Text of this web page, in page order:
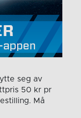
seg av
50 kr pr
Må